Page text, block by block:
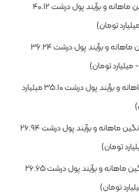
ماهانه و برآیند پول درشت40.12
تومان)
ماهانه و برآیند پول درشت36.24
میلیارد تومان)
و برآیند پول درشت35.10میلیارد
ماهانه و برآیند پول درشت26.94
تومان)
ماهانه و برآیند پول درشت26.65
تومان)